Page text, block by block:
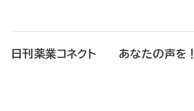
日刊薬業コネクト あなたの声を！